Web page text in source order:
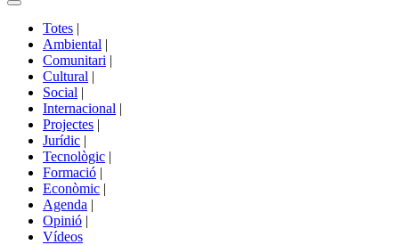
Commutador
portals
Totes |
Ambiental |
Comunitari |
Cultural |
Social |
Internacional |
Projectes |
Jurídic |
Tecnològic |
Formació |
Econòmic |
Agenda |
Opinió |
Vídeos